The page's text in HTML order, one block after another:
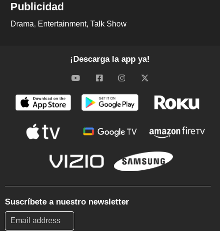
Publicidad
Drama Entertainment Talk Show
¡Descarga la app ya!
Suscríbete a nuestro newsletter